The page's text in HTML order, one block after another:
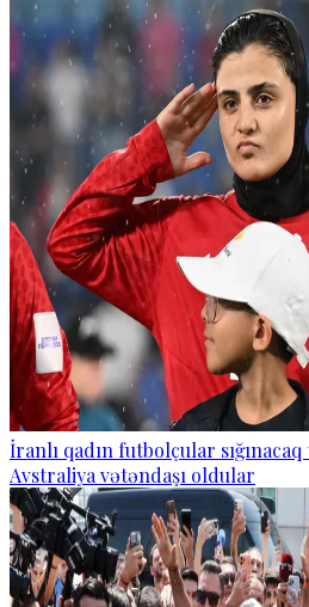
İranlı qadın futbolçular
Avstraliya vətəndaşı oldular